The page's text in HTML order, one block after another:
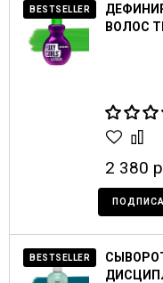
BESTSELLER
ВОЛОС
2 380
BESTSELLER